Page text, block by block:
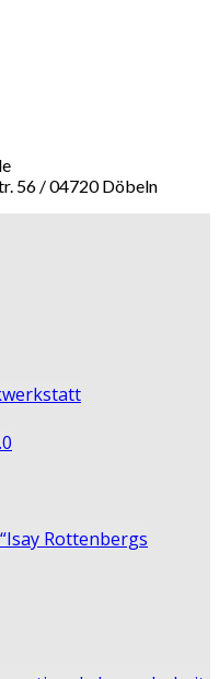
56 / 04720 Döbeln
Rottenbergs